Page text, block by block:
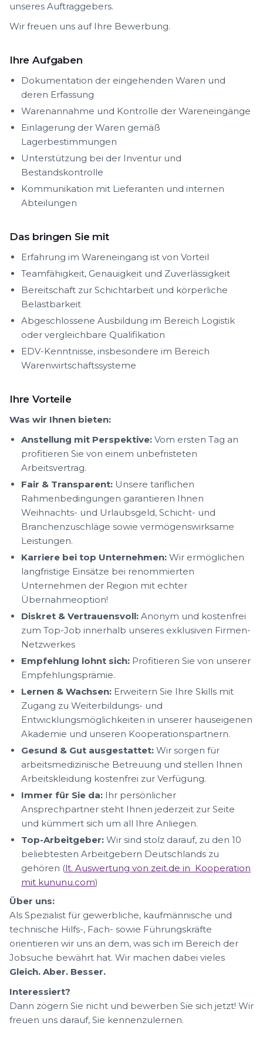
unseres Auftraggebers.
Wir freuen uns auf Ihre Bewerbung.
Ihre Aufgaben
Dokumentation der eingehenden Waren und
deren Erfassung
Warenannahme und Kontrolle der Wareneingänge
Einlagerung der Waren gemäß
Lagerbestimmungen
Unterstützung bei der Inventur und
Bestandskontrolle
Kommunikation mit Lieferanten und internen
Abteilungen
Das bringen Sie mit
Erfahrung im Wareneingang ist von Vorteil
Teamfähigkeit, Genauigkeit und Zuverlässigkeit
Bereitschaft zur Schichtarbeit und körperliche
Belastbarkeit
Abgeschlossene Ausbildung im Bereich Logistik
oder vergleichbare Qualifikation
EDV-Kenntnisse, insbesondere im Bereich
Warenwirtschaftssysteme
Ihre Vorteile
Was wir Ihnen bieten:
Anstellung mit Perspektive: Vom ersten Tag an
profitieren Sie von einem unbefristeten
Arbeitsvertrag.
Fair & Transparent: Unsere tariflichen
Rahmenbedingungen garantieren Ihnen
Weihnachts- und Urlaubsgeld, Schicht- und
Branchenzuschläge sowie vermögenswirksame
Leistungen.
Karriere bei top Unternehmen: Wir ermöglichen
langfristige Einsätze bei renommierten
Unternehmen der Region mit echter
Übernahmeoption!
Diskret & Vertrauensvoll: Anonym und kostenfrei
zum Top-Job innerhalb unseres exklusiven Firmen-
Netzwerkes
Empfehlung lohnt sich: Profitieren Sie von unserer
Empfehlungsprämie.
Lernen & Wachsen: Erweitern Sie Ihre Skills mit
Zugang zu Weiterbildungs- und
Entwicklungsmöglichkeiten in unserer hauseigenen
Akademie und unseren Kooperationspartnern.
Gesund & Gut ausgestattet: Wir sorgen für
arbeitsmedizinische Betreuung und stellen Ihnen
Arbeitskleidung kostenfrei zur Verfügung.
Immer für Sie da: Ihr persönlicher
Ansprechpartner steht Ihnen jederzeit zur Seite
und kümmert sich um all Ihre Anliegen.
Top-Arbeitgeber: Wir sind stolz darauf, zu den 10
beliebtesten Arbeitgebern Deutschlands zu
gehören (lt. Auswertung von zeit.de in Kooperation
mit kununu.com)
Über uns:
Als Spezialist für gewerbliche, kaufmännische und
technische Hilfs-, Fach- sowie Führungskräfte
orientieren wir uns an dem, was sich im Bereich der
Jobsuche bewährt hat. Wir machen dabei vieles
Gleich. Aber. Besser.
Interessiert?
Dann zögern Sie nicht und bewerben Sie sich jetzt! Wir
freuen uns darauf, Sie kennenzulernen.